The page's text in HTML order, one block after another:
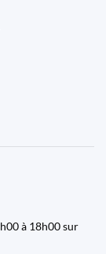
à 18h00 sur